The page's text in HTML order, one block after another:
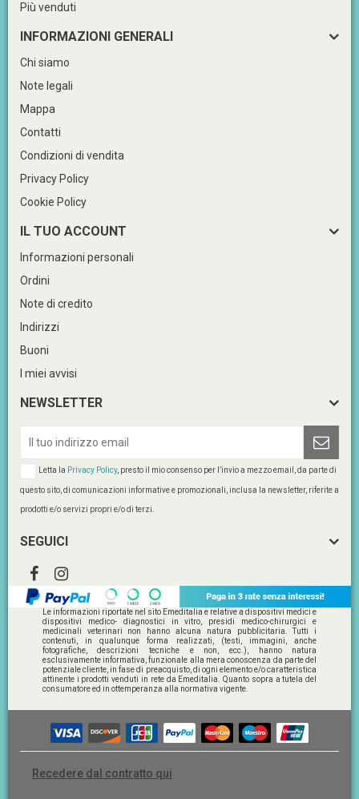
Più venduti
INFORMAZIONI GENERALI
Chi siamo
Note legali
Mappa
Contatti
Condizioni di vendita
Privacy Policy
Cookie Policy
IL TUO ACCOUNT
Informazioni personali
Ordini
Note di credito
Indirizzi
Buoni
I miei avvisi
NEWSLETTER
Letta la Privacy Policy, presto il mio consenso per l’invio a mezzo email, da parte di
questo sito, di comunicazioni informative e promozionali, inclusa la newsletter, riferite a
prodotti e/o servizi propri e/o di terzi.
SEGUICI
Le informazioni riportate nel sito Emeditalia e relative a dispositivi medici e
dispositivi medico- diagnostici in vitro, presidi medico-chirurgici e
medicinali veterinari non hanno alcuna natura pubblicitaria. Tutti i
contenuti, in qualunque forma realizzati, (testi, immagini, anche
fotografiche, descrizioni tecniche e non, ecc.), hanno natura
esclusivamente informativa, funzionale alla mera conoscenza da parte del
potenziale cliente, in fase di preacquisto, di ogni elemento e/o caratteristica
attinente i prodotti venduti in rete da Emeditalia. Quanto sopra a tutela del
consumatore ed in ottemperanza alla normativa vigente.
Recedere dal contratto qui